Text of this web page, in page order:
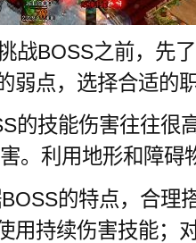
战BOSS之前，先
弱点，选择合适的
的技能伤害往往很
。利用地形和障碍
的特点，合理
用持续伤害技能；